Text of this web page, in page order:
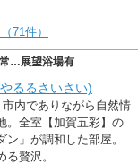
71件）
…展望浴場有
るるさいさい)
市内でありながら自然情
。全室【加賀五彩】の
」が調和した部屋。
贅沢。